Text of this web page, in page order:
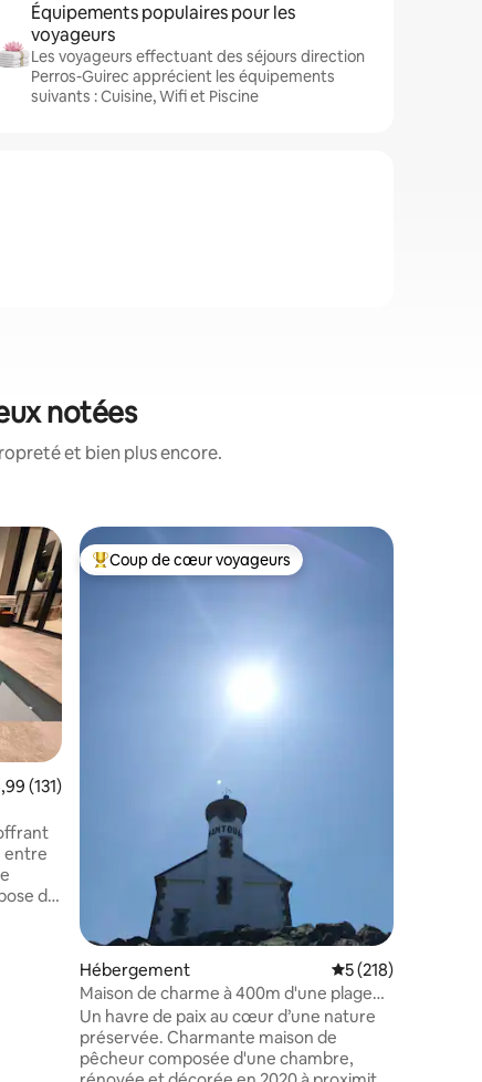
Équipements populaires pour les
voyageurs
Les voyageurs effectuant des séjours direction
Perros-Guirec apprécient les équipements
suivants : Cuisine, Wifi et Piscine
notées
et bien plus encore.
: 4,95 sur 5
appréciés
moyenne sur la base de 131 commentaires : 4,99 sur 5
(131)
Coups de cœur voyageurs les plus appréciés
Coup de cœur voyageurs
Hébergement Évaluation
5 (218)
Maison de charme à 400m d'une plage
sauvage
Un havre de paix au cœur d’une nature
préservée. Charmante maison de
pêcheur composée d'une chambre,